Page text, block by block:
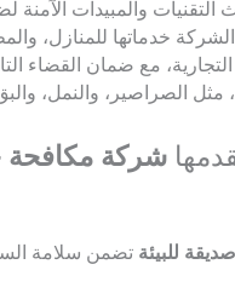
التقنيات والمبيدات الآمنة
الشركة خدماتها للمنازل،
مع ضمان القضاء
مثل الصراصير، والنمل،
شركة
للبيئة تضمن سلامة